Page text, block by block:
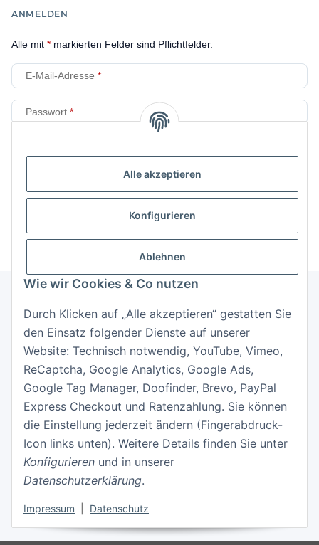
Alle akzeptieren
Konfigurieren
Ablehnen
Wie wir Cookies & Co nutzen
Durch Klicken auf „Alle akzeptieren“ gestatten Sie
den Einsatz folgender Dienste auf unserer
Website: Technisch notwendig, YouTube, Vimeo,
ReCaptcha, Google Analytics, Google Ads,
Google Tag Manager, Doofinder, Brevo, PayPal
Express Checkout und Ratenzahlung. Sie können
die Einstellung jederzeit ändern (Fingerabdruck-
Icon links unten). Weitere Details finden Sie unter
Konfigurieren und in unserer
Datenschutzerklärung.
Impressum Datenschutz
ANMELDEN
Alle mit * markierten Felder sind Pflichtfelder.
E-Mail-Adresse
Passwort
Gesetzliche Informationen